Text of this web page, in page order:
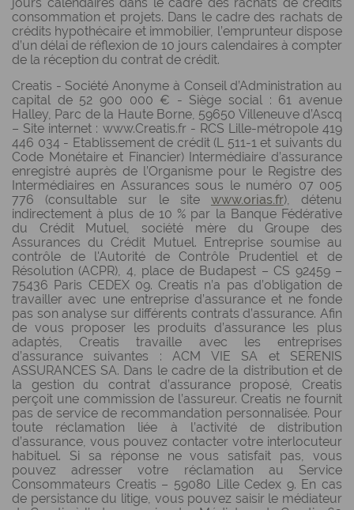
consommation et projets. Dans le cadre des rachats de
crédits hypothécaire et immobilier, l’emprunteur dispose
d’un délai de réflexion de 10 jours calendaires à compter
de la réception du contrat de crédit.
Creatis - Société Anonyme à Conseil d’Administration au
capital de 52 900 000 € - Siège social : 61 avenue
Halley, Parc de la Haute Borne, 59650 Villeneuve d’Ascq
– Site internet : www.Creatis.fr - RCS Lille-métropole 419
446 034 - Etablissement de crédit (L 511-1 et suivants du
Code Monétaire et Financier) Intermédiaire d’assurance
enregistré auprès de l’Organisme pour le Registre des
Intermédiaires en Assurances sous le numéro 07 005
776 (consultable sur le site www.orias.fr), détenu
indirectement à plus de 10 % par la Banque Fédérative
du Crédit Mutuel, société mère du Groupe des
Assurances du Crédit Mutuel. Entreprise soumise au
contrôle de l'Autorité de Contrôle Prudentiel et de
Résolution (ACPR), 4, place de Budapest – CS 92459 –
75436 Paris CEDEX 09. Creatis n’a pas d’obligation de
travailler avec une entreprise d’assurance et ne fonde
pas son analyse sur différents contrats d’assurance. Afin
de vous proposer les produits d’assurance les plus
adaptés, Creatis travaille avec les entreprises
d’assurance suivantes : ACM VIE SA et SERENIS
ASSURANCES SA. Dans le cadre de la distribution et de
la gestion du contrat d’assurance proposé, Creatis
perçoit une commission de l’assureur. Creatis ne fournit
pas de service de recommandation personnalisée. Pour
toute réclamation liée à l’activité de distribution
d’assurance, vous pouvez contacter votre interlocuteur
habituel. Si sa réponse ne vous satisfait pas, vous
pouvez adresser votre réclamation au Service
Consommateurs Creatis – 59080 Lille Cedex 9. En cas
de persistance du litige, vous pouvez saisir le médiateur